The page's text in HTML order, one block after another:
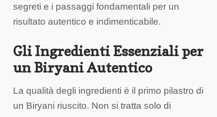
segreti e i passaggi fondamentali per un
risultato autentico e indimenticabile.
Gli Ingredienti Essenziali per
un Biryani Autentico
La qualità degli ingredienti è il primo pilastro di
un Biryani riuscito. Non si tratta solo di